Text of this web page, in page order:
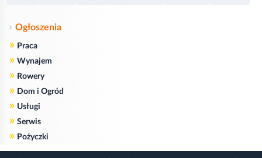
Ogłoszenia
» Praca
» Wynajem
» Rowery
» Dom i Ogród
» Usługi
» Serwis
» Pożyczki